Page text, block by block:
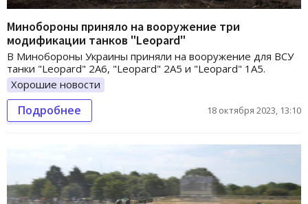
Минобороны приняло на вооружение три
модификации танков "Leopard"
В Минобороны Украины приняли на вооружение для ВСУ
танки "Leopard" 2А6, "Leopard" 2А5 и "Leopard" 1А5.
Хорошие новости
Подробнее 18 октября 2023, 13:10